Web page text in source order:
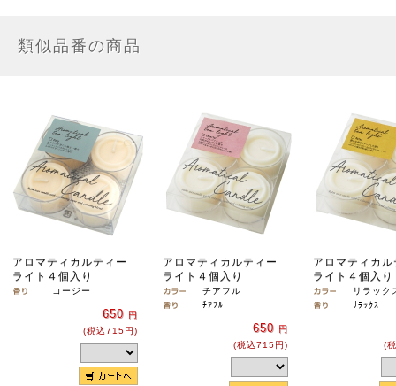
類似品番の商品
アロマティカルティー
ライト４個入り
コージー
650 円
(税込715円)
アロマティカルティー
ライト４個入り
チアフル
ﾁｱﾌﾙ
650 円
(税込715円)
アロマティカ
ライト４個入り
リラック
ﾘﾗｯｸｽ
(